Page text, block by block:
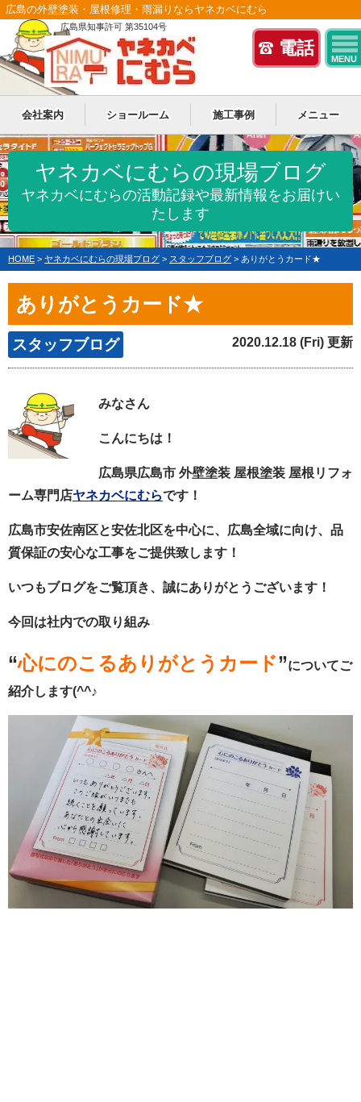
電話
MENU
広島の外壁塗装・屋根修理・雨漏りならヤネカベにむら
広島県知事許可 第35104号
会社案内 ショールーム 施工事例 メニュー
ヤネカベにむらの現場ブログ
ヤネカベにむらの活動記録や最新情報をお届けい
たします
HOME > ヤネカベにむらの現場ブログ > スタッフブログ > ありがとうカード★
ありがとうカード★
スタッフブログ 2020.12.18 (Fri) 更新
みなさん
こんにちは！
広島県広島市 外壁塗装 屋根塗装 屋根リフォ
ーム専門店ヤネカベにむらです！
広島市安佐南区と安佐北区を中心に、広島全域に向け、品
質保証の安心な工事をご提供致します！
いつもブログをご覧頂き、誠にありがとうございます！
今回は社内での取り組み
“心にのこるありがとうカード”についてご
紹介します(^^♪